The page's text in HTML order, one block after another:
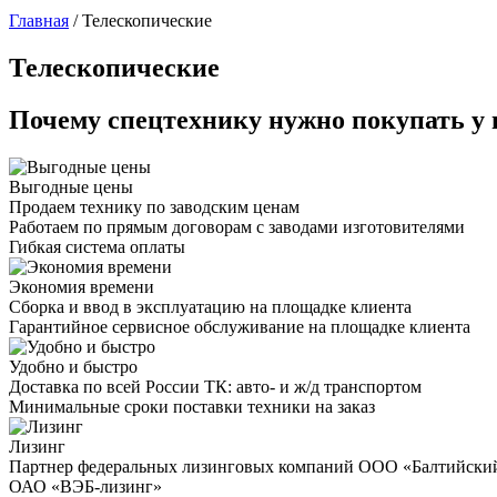
Главная /Телескопические
Телескопические
Почему спецтехнику нужно покупать у
Выгодные цены
Продаем технику по заводским ценам
Работаем по прямым договорам с заводами изготовителями
Гибкая система оплаты
Экономия времени
Сборка и ввод в эксплуатацию на площадке клиента
Гарантийное сервисное обслуживание на площадке клиента
Удобно и быстро
Доставка по всей России ТК: авто- и ж/д транспортом
Минимальные сроки поставки техники на заказ
Лизинг
Партнер федеральных лизинговых компаний ООО
ОАО «ВЭБ-лизинг»